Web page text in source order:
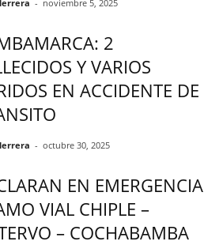
- noviembre 5, 2025
2
Y VARIOS
EN ACCIDENTE DE
- octubre 30, 2025
EN EMERGENCIA
VIAL CHIPLE –
– COCHABAMBA